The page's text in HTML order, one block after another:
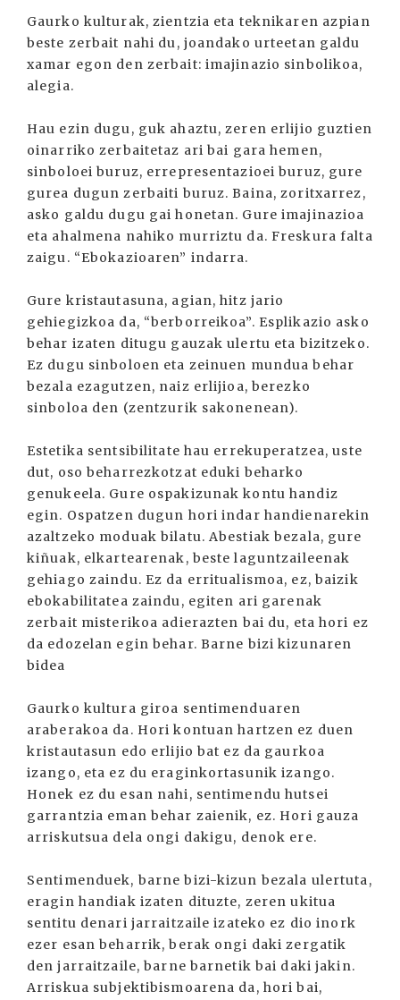
Gaurko kulturak, zientzia eta teknikaren azpian
beste zerbait nahi du, joandako urteetan galdu
xamar egon den zerbait: imajinazio sinbolikoa,
alegia.
Hau ezin dugu, guk ahaztu, zeren erlijio guztien
oinarriko zerbaitetaz ari bai gara hemen,
sinboloei buruz, errepresentazioei buruz, gure
gurea dugun zerbaiti buruz. Baina, zoritxarrez,
asko galdu dugu gai honetan. Gure imajinazioa
eta ahalmena nahiko murriztu da. Freskura falta
zaigu. “Ebokazioaren” indarra.
Gure kristautasuna, agian, hitz jario
gehiegizkoa da, “berborreikoa”. Esplikazio asko
behar izaten ditugu gauzak ulertu eta bizitzeko.
Ez dugu sinboloen eta zeinuen mundua behar
bezala ezagutzen, naiz erlijioa, berezko
sinboloa den (zentzurik sakonenean).
Estetika sentsibilitate hau errekuperatzea, uste
dut, oso beharrezkotzat eduki beharko
genukeela. Gure ospakizunak kontu handiz
egin. Ospatzen dugun hori indar handienarekin
azaltzeko moduak bilatu. Abestiak bezala, gure
kiñuak, elkartearenak, beste laguntzaileenak
gehiago zaindu. Ez da erritualismoa, ez, baizik
ebokabilitatea zaindu, egiten ari garenak
zerbait misterikoa adierazten bai du, eta hori ez
da edozelan egin behar. Barne bizi kizunaren
bidea
Gaurko kultura giroa sentimenduaren
araberakoa da. Hori kontuan hartzen ez duen
kristautasun edo erlijio bat ez da gaurkoa
izango, eta ez du eraginkortasunik izango.
Honek ez du esan nahi, sentimendu hutsei
garrantzia eman behar zaienik, ez. Hori gauza
arriskutsua dela ongi dakigu, denok ere.
Sentimenduek, barne bizi-kizun bezala ulertuta,
eragin handiak izaten dituzte, zeren ukitua
sentitu denari jarraitzaile izateko ez dio inork
ezer esan beharrik, berak ongi daki zergatik
den jarraitzaile, barne barnetik bai daki jakin.
Arriskua subjektibismoarena da, hori bai,